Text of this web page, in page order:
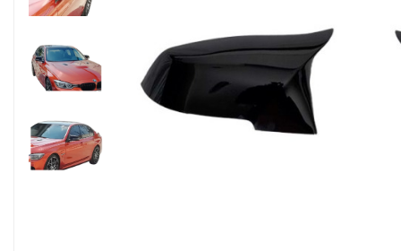
Bullbar
Grile
Oglinzi
Pleoape
Pleoape ABS